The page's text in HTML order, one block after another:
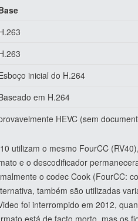
inicial do H.264
em H.264
HEVC (sem
utilizam o mesmo FourCC
e o descodificador
o codec Cook (FourCC:
também são utilizadas
foi interrompido em 2012,
está de facto morto, mas os